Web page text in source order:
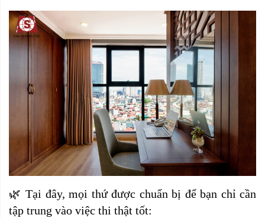
🌿 Tại đây, mọi thứ được chuẩn bị để bạn chỉ cần
tập trung vào việc thi thật tốt: